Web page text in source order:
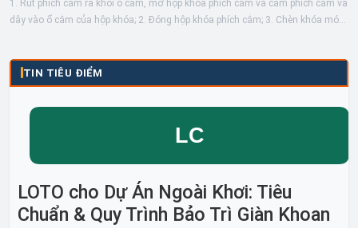
1. Rút phích cắm ra khỏi ổ cắm, mở hộp khóa phích cắm và cắm phích cắm và
dây vào ổ cắm của hộp khóa; 2. Đóng hộp khóa phích cắm; 3. Chèn khóa móc
TIN TIÊU ĐIỂM
LOTO cho Dự Án Ngoài Khơi: Tiêu
Chuẩn & Quy Trình Bảo Trì Giàn Khoan